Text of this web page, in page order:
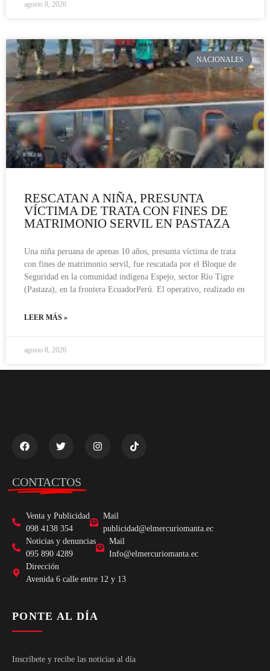
agosto 8, 2026
NACIONALES
RESCATAN A NIÑA, PRESUNTA
VÍCTIMA DE TRATA CON FINES DE
MATRIMONIO SERVIL EN PASTAZA
Una niña peruana de apenas 10 años, presunta víctima de trata
con fines de matrimonio servil, fue rescatada por el Bloque de
Seguridad en la comunidad indígena Espejo, sector Río Tigre
(Pastaza), en la frontera EcuadorPerú. El operativo, realizado en
LEER MÁS »
agosto 8, 2026
CONTACTOS
Venta y Publicidad
098 4138 354
Mail
publicidad@elmercuriomanta.ec
Noticias y denuncias
095 890 4289
Mail
Info@elmercuriomanta.ec
Dirección
Avenida 6 calle entre 12 y 13
PONTE AL DÍA
Inscríbete y recibe las noticias al día